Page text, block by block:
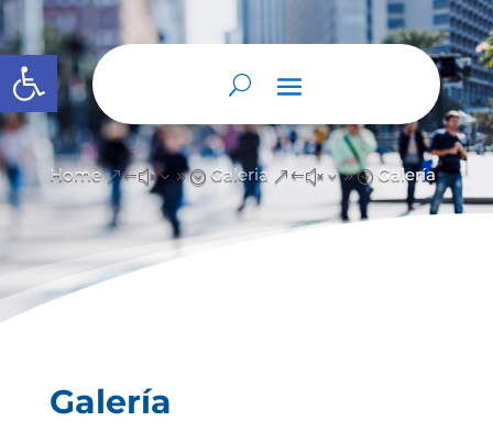
Abrir barra de herramientas
Home &#x39; Galeria &#x39; Galería
Galería